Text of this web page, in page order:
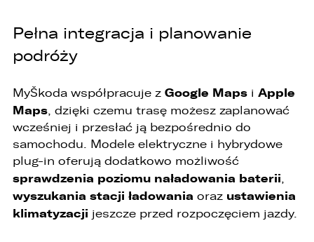
Pełna integracja i planowanie
podróży
MyŠkoda współpracuje z Google Maps i Apple
Maps, dzięki czemu trasę możesz zaplanować
wcześniej i przesłać ją bezpośrednio do
samochodu. Modele elektryczne i hybrydowe
plug-in oferują dodatkowo możliwość
sprawdzenia poziomu naładowania baterii,
wyszukania stacji ładowania oraz ustawienia
klimatyzacji jeszcze przed rozpoczęciem jazdy.
osobowych do państwa trzeciego lub
organizacji międzynarodowej.